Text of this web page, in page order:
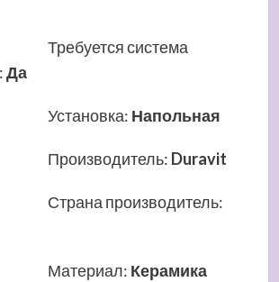
Требуется система
:Да
Установка: Напольная
Производитель: Duravit
Страна производитель:
Материал: Керамика